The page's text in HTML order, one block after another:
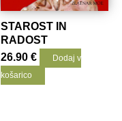
STAROST IN
RADOST
26.90€
Dodaj v
košarico